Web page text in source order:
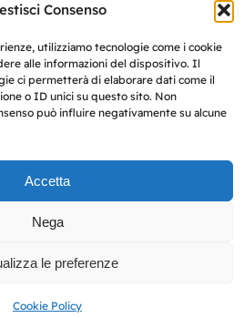
Consenso
utilizziamo tecnologie come i cookie
alle informazioni del dispositivo. Il
ci permetterà di elaborare dati come il
o ID unici su questo sito. Non
può influire negativamente su alcune
Accetta
Nega
le preferenze
Cookie Policy
libri e magazine gratis
registrata presso il tribunale di
informativo.
di legge. Si nega l’utilizzo delle